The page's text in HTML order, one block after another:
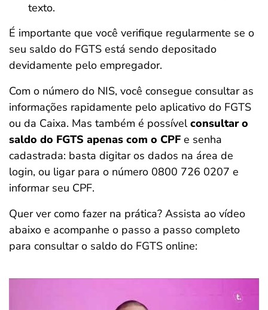
texto.
É importante que você verifique regularmente se o
seu saldo do FGTS está sendo depositado
devidamente pelo empregador.
Com o número do NIS, você consegue consultar as
informações rapidamente pelo aplicativo do FGTS
ou da Caixa. Mas também é possívelconsultar o
saldo do FGTS apenas com o CPF e senha
cadastrada: basta digitar os dados na área de
login, ou ligar para o número 0800 726 0207 e
informar seu CPF.
Quer ver como fazer na prática? Assista ao vídeo
abaixo e acompanhe o passo a passo completo
para consultar o saldo do FGTS online: